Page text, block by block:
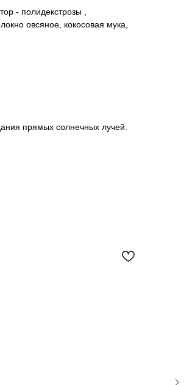
- полидекстрозы ,
овсяное, кокосовая мука,
прямых солнечных лучей.